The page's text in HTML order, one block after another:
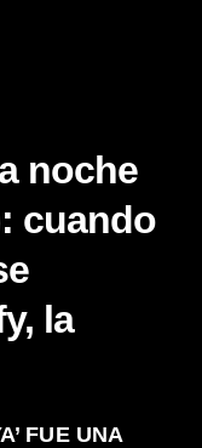
noche
cuando
la
FUE UNA